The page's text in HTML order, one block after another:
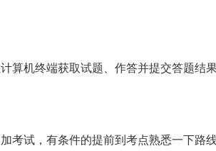
算机终端获取试题、作答并提交答题结
考试，有条件的提前到考点熟悉一下路线